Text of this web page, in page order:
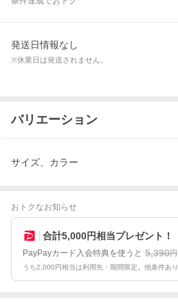
発送日情報なし
※休業日は発送されません。
バリエーション
サイズ、カラー
おトクなお知らせ
合計5,000円相当プレゼント！
PayPayカード入会特典を使うと 5,390円
うち2,000円相当は利用先・期間限定。他条件あり